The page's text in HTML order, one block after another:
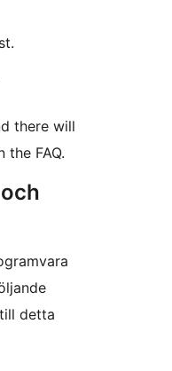
there will
the FAQ.
detta